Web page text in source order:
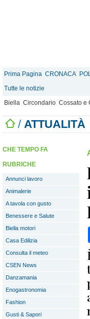
Prima Pagina CRONACA
Tutte le notizie
Biella Circondario Cossato e
/ ATTUALITÀ
CHE TEMPO FA
RUBRICHE
Annunci lavoro
Animalerie
A tavola con gusto
Benessere e Salute
Biella motori
Casa Edilizia
Consulta il meteo
CSEN News
Danzamania
Enogastronomia
Fashion
Gusti & Sapori